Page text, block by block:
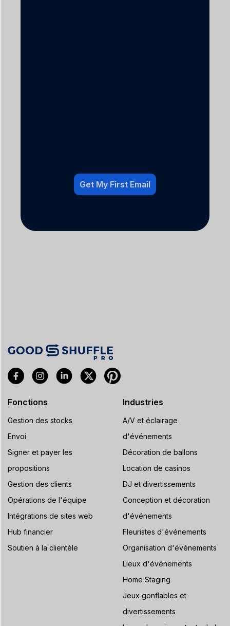
Fonctions
Gestion des stocks
Envoi
Signer et payer les
propositions
Gestion des clients
Opérations de l'équipe
Intégrations de sites web
Hub financier
Soutien à la clientèle
Industries
A/V et éclairage
d'événements
Décoration de ballons
Location de casinos
DJ et divertissements
Conception et décoration
d'événements
Fleuristes d'événements
Organisation d'événements
Lieux d'événements
Home Staging
Jeux gonflables et
divertissements